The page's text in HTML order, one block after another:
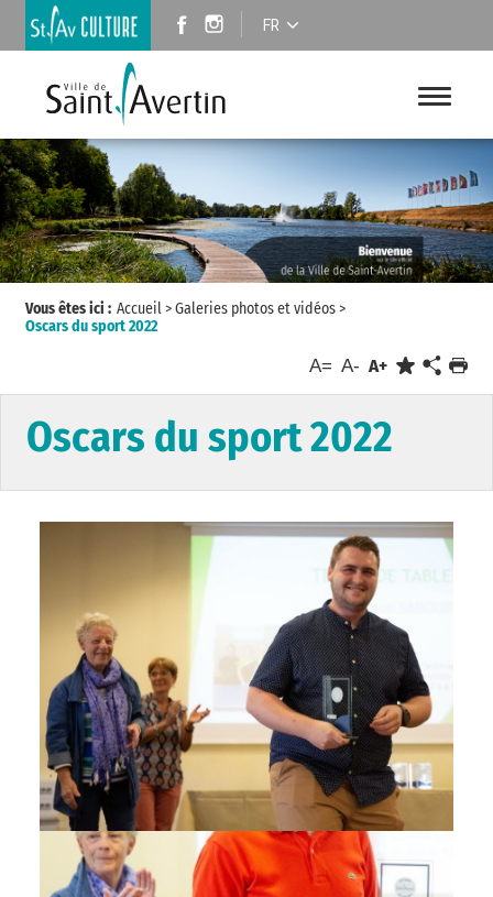
FR
Vous êtes ici : Accueil>Galeries photos et vidéos>
Oscars du sport 2022
A= A- A+
Oscars du sport 2022